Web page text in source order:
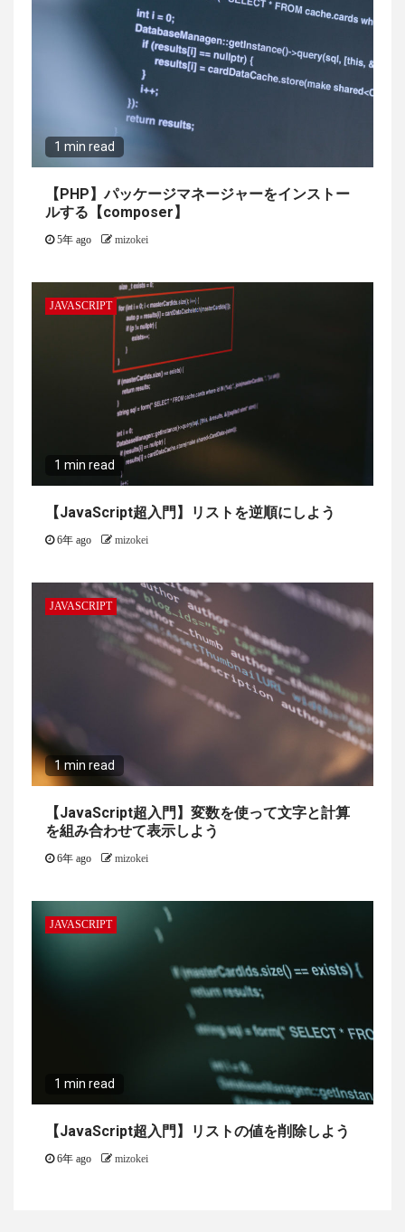
1 min read
【PHP】パッケージマネージャーをインストー
ルする【composer】
5年 ago mizokei
JAVASCRIPT
1 min read
【JavaScript超入門】リストを逆順にしよう
6年 ago mizokei
JAVASCRIPT
1 min read
【JavaScript超入門】変数を使って文字と計算
を組み合わせて表示しよう
6年 ago mizokei
JAVASCRIPT
1 min read
【JavaScript超入門】リストの値を削除しよう
6年 ago mizokei